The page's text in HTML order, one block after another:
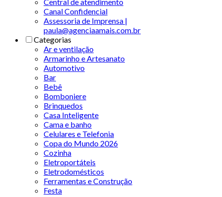
Canal Confidencial
Assessoria de Imprensa |
paula@agenciaamais.com.br
Categorias
Ar e ventilação
Armarinho e Artesanato
Automotivo
Bar
Bebê
Bomboniere
Brinquedos
Casa Inteligente
Cama e banho
Celulares e Telefonia
Copa do Mundo 2026
Cozinha
Eletroportáteis
Eletrodomésticos
Ferramentas e Construção
Festa